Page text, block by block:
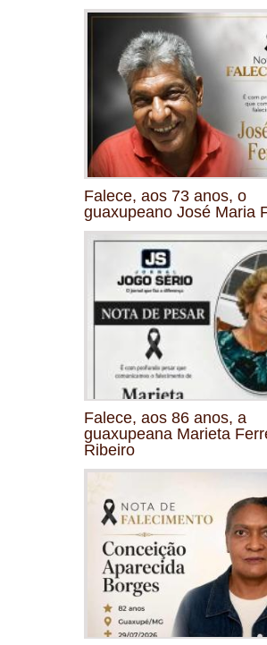
Falece, aos 73 anos, o
guaxupeano José Maria
Falece, aos 86 anos, a
guaxupeana Marieta
Ribeiro